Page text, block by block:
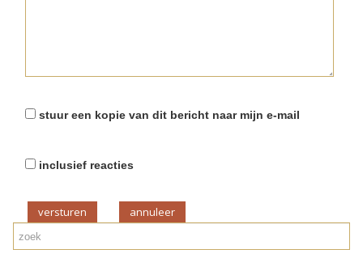
stuur een kopie van dit bericht naar mijn e-mail
inclusief reacties
versturen